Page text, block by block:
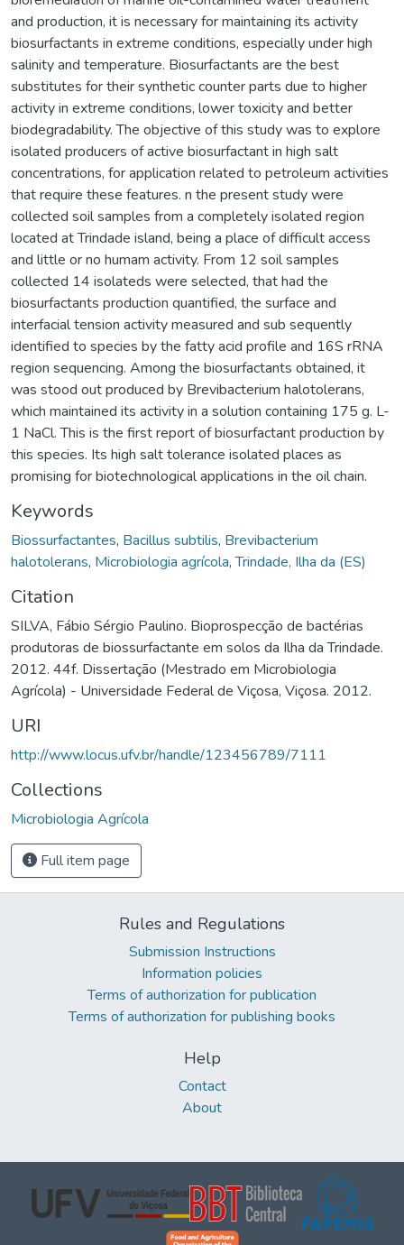
and production, it is necessary for maintaining its activity
biosurfactants in extreme conditions, especially under high
salinity and temperature. Biosurfactants are the best
substitutes for their synthetic counter parts due to higher
activity in extreme conditions, lower toxicity and better
biodegradability. The objective of this study was to explore
isolated producers of active biosurfactant in high salt
concentrations, for application related to petroleum activities
that require these features. n the present study were
collected soil samples from a completely isolated region
located at Trindade island, being a place of difficult access
and little or no humam activity. From 12 soil samples
collected 14 isolateds were selected, that had the
biosurfactants production quantified, the surface and
interfacial tension activity measured and sub sequently
identified to species by the fatty acid profile and 16S rRNA
region sequencing. Among the biosurfactants obtained, it
was stood out produced by Brevibacterium halotolerans,
which maintained its activity in a solution containing 175 g. L-
1 NaCl. This is the first report of biosurfactant production by
this species. Its high salt tolerance isolated places as
promising for biotechnological applications in the oil chain.
Keywords
Biossurfactantes, Bacillus subtilis, Brevibacterium
halotolerans, Microbiologia agrícola,Trindade, Ilha da (ES)
Citation
SILVA, Fábio Sérgio Paulino. Bioprospecção de bactérias
produtoras de biossurfactante em solos da Ilha da Trindade.
2012. 44f. Dissertação (Mestrado em Microbiologia
Agrícola) - Universidade Federal de Viçosa, Viçosa. 2012.
URI
http://www.locus.ufv.br/handle/123456789/7111
Collections
Microbiologia Agrícola
Full item page
Rules and Regulations
Submission Instructions
Information policies
Terms of authorization for publication
Terms of authorization for publishing books
Help
Contact
About